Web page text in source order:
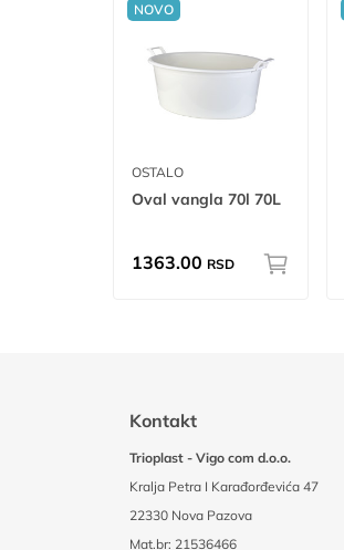
NOVO
OSTALO
Oval vangla 70l 70L
1363.00 RSD
Kontakt
Trioplast - Vigo com d.o.o.
Kralja Petra I Karađorđevića 47
22330 Nova Pazova
Mat.br: 21536466